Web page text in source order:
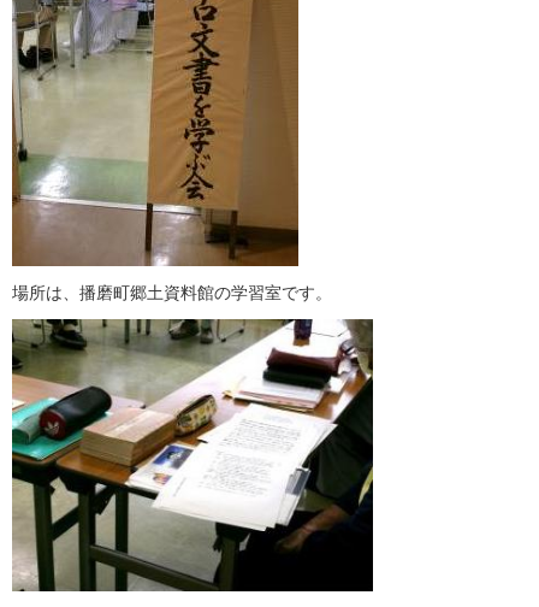
場所は、播磨町郷土資料館の学習室です。